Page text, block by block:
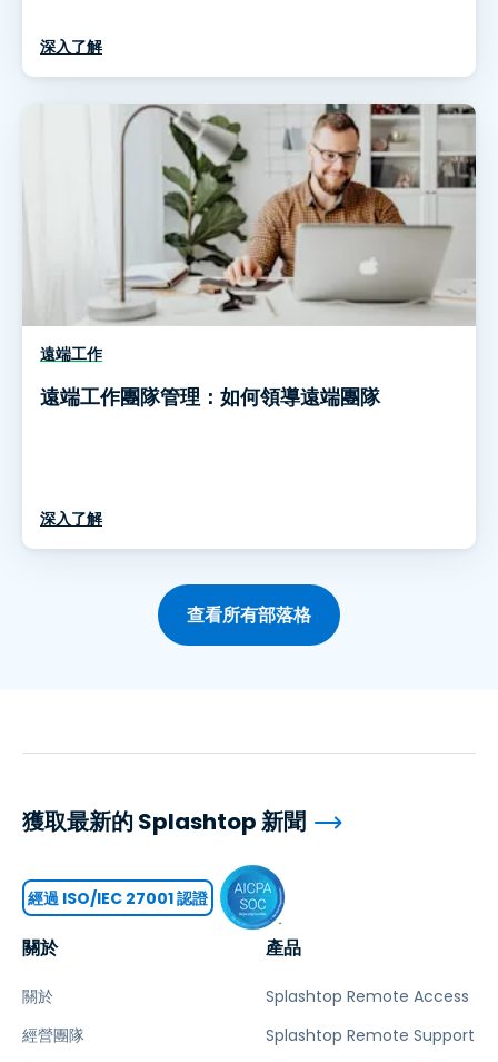
深入了解
遠端工作
遠端工作團隊管理：如何領導遠端團隊
深入了解
查看所有部落格
關於
關於
經營團隊
產品
Splashtop Remote Access
Splashtop Remote Support
獲取最新的 Splashtop 新聞
經過 ISO/IEC 27001 認證